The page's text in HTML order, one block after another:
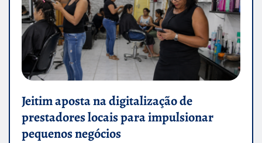
Jeitim aposta na digitalização de
prestadores locais para impulsionar
pequenos negócios